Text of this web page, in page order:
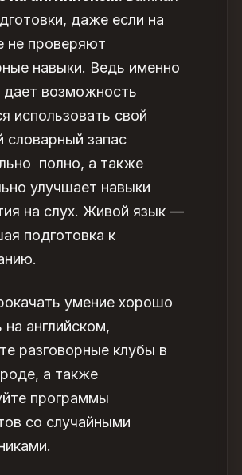
даже если на
не проверяют
навыки. Ведь именно
возможность
использовать свой
словарный запас
полно, а также
улучшает навыки
на слух. Живой язык —
подготовка к
умение хорошо
на английском,
разговорные клубы в
а также
программы
со случайными